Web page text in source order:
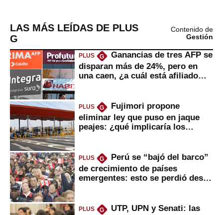
LAS MÁS LEÍDAS DE PLUS
G
Contenido de
Gestión
PLUS G
Ganancias de tres AFP se
disparan más de 24%, pero en
una caen, ¿a cuál está afiliado
PLUS G
Fujimori propone
eliminar ley que puso en jaque
peajes: ¿qué implicaría los
PLUS G
Perú se “bajó del barco”
de crecimiento de países
emergentes: esto se perdió desde
PLUS G
UTP, UPN y Senati: las